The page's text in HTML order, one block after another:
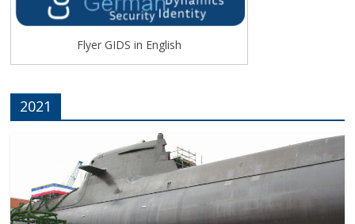
Flyer GIDS in English
2021